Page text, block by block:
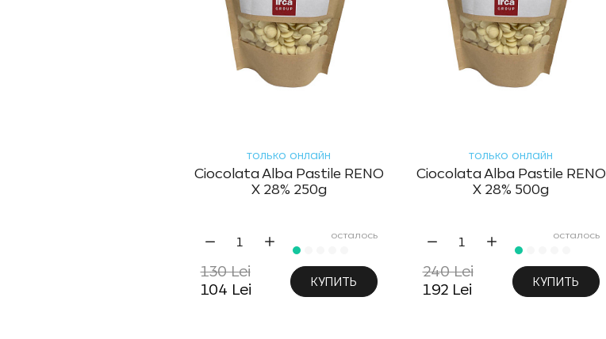
только онлайн
Ciocolata Alba Pastile RENO
X 28% 250g
осталось
130 Lei
104 Lei
КУПИТЬ
только онлайн
Ciocolata Alba Pastile RENO
X 28% 500g
осталось
240 Lei
192 Lei
КУПИТЬ